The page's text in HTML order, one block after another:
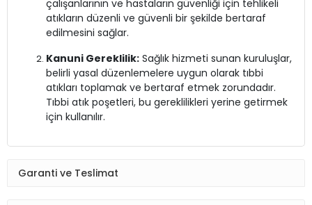
çalışanlarının ve hastaların güvenliği için tehlikeli
atıkların düzenli ve güvenli bir şekilde bertaraf
edilmesini sağlar.
Kanuni Gereklilik: Sağlık hizmeti sunan kuruluşlar,
belirli yasal düzenlemelere uygun olarak tıbbi
atıkları toplamak ve bertaraf etmek zorundadır.
Tıbbi atık poşetleri, bu gereklilikleri yerine getirmek
için kullanılır.
Garanti ve Teslimat